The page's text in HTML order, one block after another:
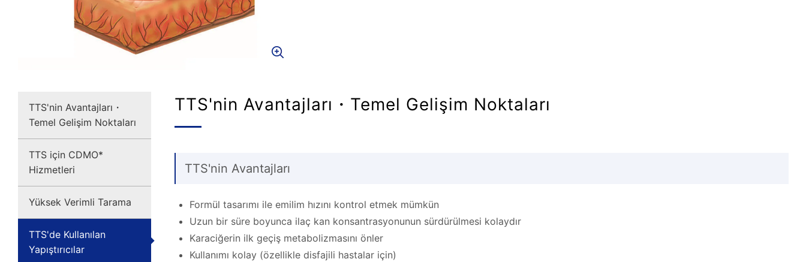
TTS'nin Avantajları・
Temel Gelişim Noktaları
TTS için CDMO*
Hizmetleri
Yüksek Verimli Tarama
TTS'de Kullanılan
Yapıştırıcılar
TTS'nin Avantajları・Temel Gelişim Noktaları
TTS'nin Avantajları
Formül tasarımı ile emilim hızını kontrol etmek mümkün
Uzun bir süre boyunca ilaç kan konsantrasyonunun sürdürülmesi kolaydır
Karaciğerin ilk geçiş metabolizmasını önler
Kullanımı kolay (özellikle disfajili hastalar için)